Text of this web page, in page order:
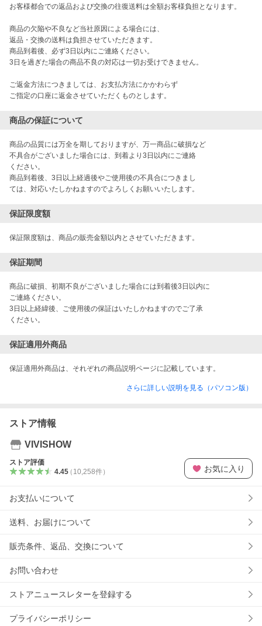
お客様都合での返品および交換の往復送料は全額お客様負担となります。
商品の欠陥や不良など当社原因による場合には、
返品・交換の送料は負担させていただきます。
商品到着後、必ず3日以内にご連絡ください。
3日を過ぎた場合の商品不良の対応は一切お受けできません。
ご返金方法につきましては、お支払方法にかかわらず
ご指定の口座に返金させていただくものとします。
商品の保証について
商品の品質には万全を期しておりますが、万一商品に破損など
不具合がございました場合には、到着より3日以内にご連絡
ください。
商品到着後、3日以上経過後やご使用後の不具合につきまし
ては、対応いたしかねますのでよろしくお願いいたします。
保証限度額
保証限度額は、商品の販売金額以内とさせていただきます。
保証期間
商品に破損、初期不良がございました場合には到着後3日以内に
ご連絡ください。
3日以上経緯後、ご使用後の保証はいたしかねますのでご了承
ください。
保証適用外商品
保証適用外商品は、それぞれの商品説明ページに記載しています。
さらに詳しい説明を見る（パソコン版）
ストア情報
VIVISHOW
ストア評価
4.45（ 10,258件） お気に入り
お支払いについて
送料、お届けについて
販売条件、返品、交換について
お問い合わせ
ストアニュースレターを登録する
プライバシーポリシー